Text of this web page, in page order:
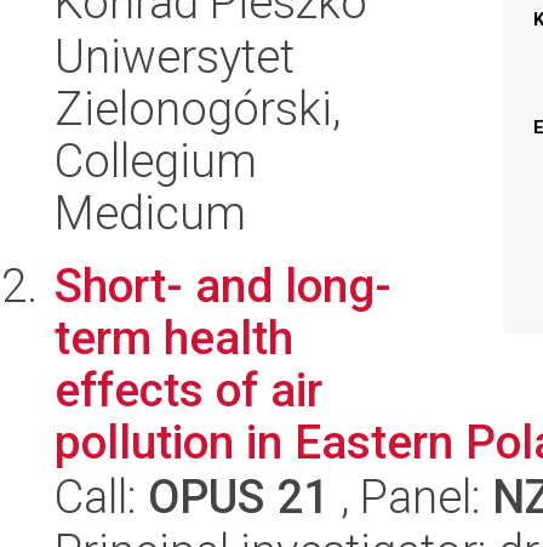
Uniwersytet
Zielonogórski,
Collegium
Medicum
Short- and long-
term health
effects of air
pollution in Eastern
Call: OPUS 21 , Panel: